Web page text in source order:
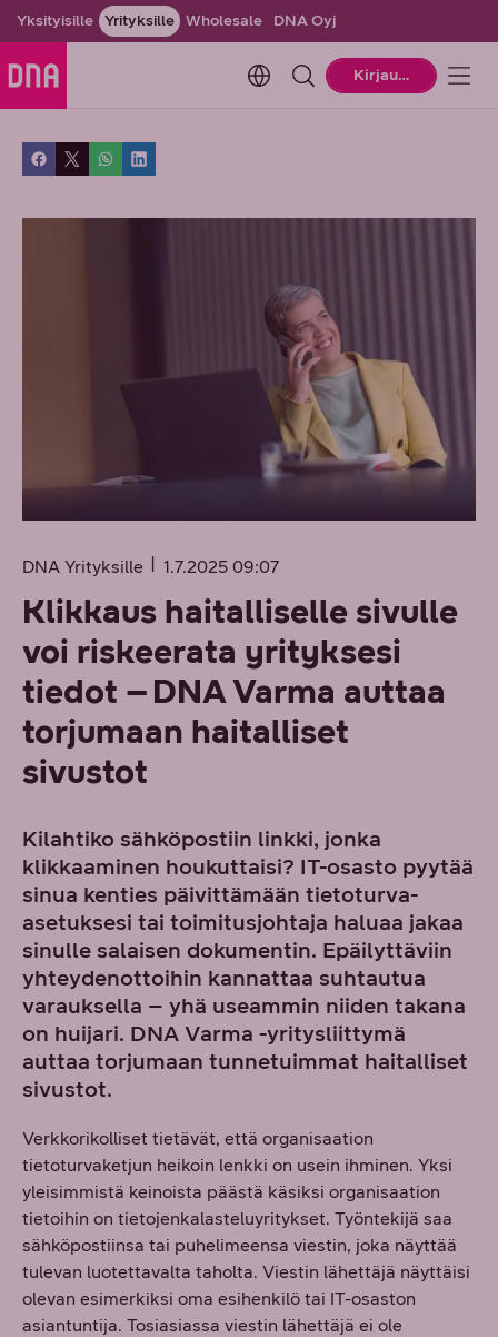
Yksityisille Yrityksille Wholesale DNA Oyj
Change language. Current
Kirjaudu
DNA Yrityksille 1.7.2025 09:07
Klikkaus haitalliselle sivulle
voi riskeerata yrityksesi
tiedot – DNA Varma auttaa
torjumaan haitalliset
sivustot
Kilahtiko sähköpostiin linkki, jonka
klikkaaminen houkuttaisi? IT-osasto pyytää
sinua kenties päivittämään tietoturva-
asetuksesi tai toimitusjohtaja haluaa jakaa
sinulle salaisen dokumentin. Epäilyttäviin
yhteydenottoihin kannattaa suhtautua
varauksella – yhä useammin niiden takana
on huijari. DNA Varma -yritysliittymä
auttaa torjumaan tunnetuimmat haitalliset
sivustot.
Verkkorikolliset tietävät, että organisaation
tietoturvaketjun heikoin lenkki on usein ihminen. Yksi
yleisimmistä keinoista päästä käsiksi organisaation
tietoihin on tietojenkalasteluyritykset. Työntekijä saa
sähköpostiinsa tai puhelimeensa viestin, joka näyttää
tulevan luotettavalta taholta. Viestin lähettäjä näyttäisi
olevan esimerkiksi oma esihenkilö tai IT-osaston
asiantuntija. Tosiasiassa viestin lähettäjä ei ole